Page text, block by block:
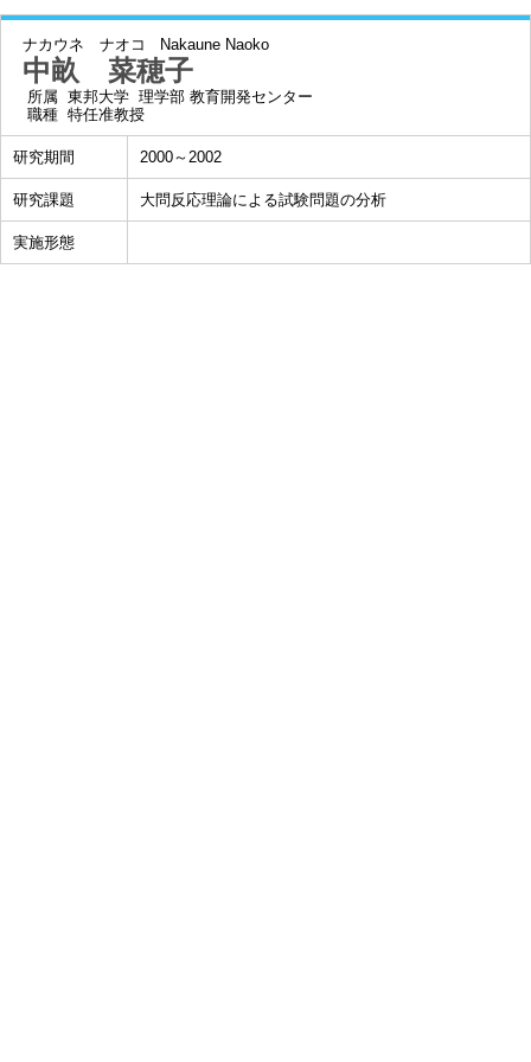
ナカウネ ナオコ Nakaune Naoko
中畝 菜穂子
所属 東邦大学 理学部 教育開発センター
職種 特任准教授
研究期間 2000～2002
研究課題 大問反応理論による試験問題の分析
実施形態